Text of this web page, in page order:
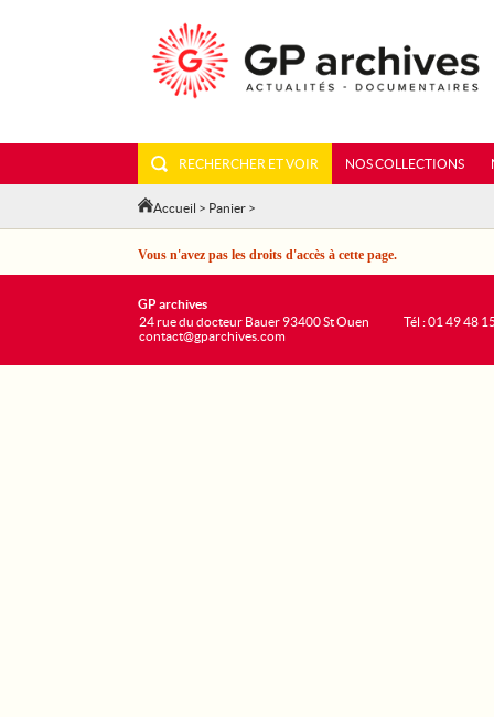
RECHERCHER ET VOIR NOS COLLECTIONS
Accueil > Panier >
Vous n'avez pas les droits d'accès à cette page.
GP archives
24 rue du docteur Bauer 93400 St Ouen
contact@gparchives.com
Tél : 01 49 48